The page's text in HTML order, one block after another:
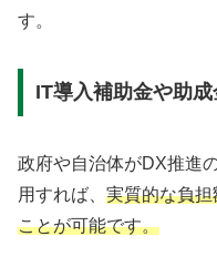
す。
IT導入補助金や助成
政府や自治体がDX推進
用すれば、 実質的な負
ことが可能です。